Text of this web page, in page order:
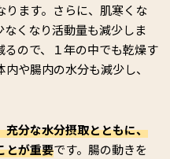
ります。さらに、肌寒くな
くなり活動量も減少しま
ので、１年の中でも乾燥す
や腸内の水分も減少し、
充分な水分摂取とともに、
とが重要です。腸の動きを